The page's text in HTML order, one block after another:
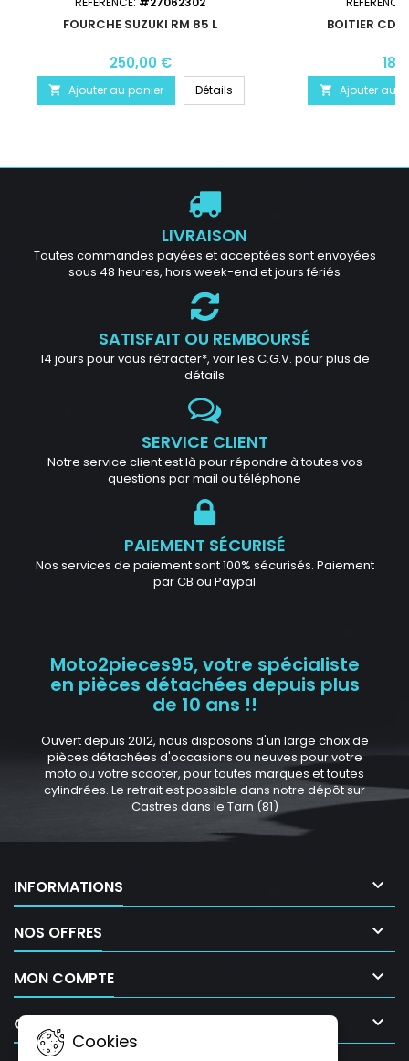
FOURCHE SUZUKI RM 85 L
250,00 €
 Ajouter au panier Détails
BOITIER CDI
 Ajouter au
LIVRAISON
Toutes commandes payées et acceptées sont envoyées
sous 48 heures, hors week-end et jours fériés
SATISFAIT OU REMBOURSÉ
14 jours pour vous rétracter*, voir les C.G.V. pour plus de
détails
SERVICE CLIENT
Notre service client est là pour répondre à toutes vos
questions par mail ou téléphone
PAIEMENT SÉCURISÉ
Nos services de paiement sont 100% sécurisés. Paiement
par CB ou Paypal
Moto2pieces95, votre spécialiste
en pièces détachées depuis plus
de 10 ans !!
Ouvert depuis 2012, nous disposons d'un large choix de
pièces détachées d'occasions ou neuves pour votre
moto ou votre scooter, pour toutes marques et toutes
cylindrées. Le retrait est possible dans notre dépôt sur
Castres dans le Tarn (81)
INFORMATIONS 
NOS OFFRES 
MON COMPTE 
CONTACT 
Cookies